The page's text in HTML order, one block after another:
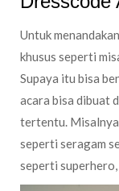
Untuk
khusus seperti
Supaya itu bisa
acara bisa dibuat
tertentu. Misalnya
seperti seragam
seperti